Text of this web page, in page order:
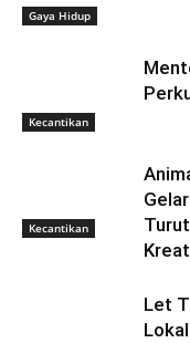
Gaya Hidup
Kecantikan
Kecantikan
Let